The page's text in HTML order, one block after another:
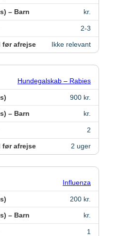
– Barn kr.
2-3
før afrejse Ikke relevant
Hundegalskab – Rabies
900 kr.
– Barn kr.
2
før afrejse 2 uger
Influenza
200 kr.
– Barn kr.
1